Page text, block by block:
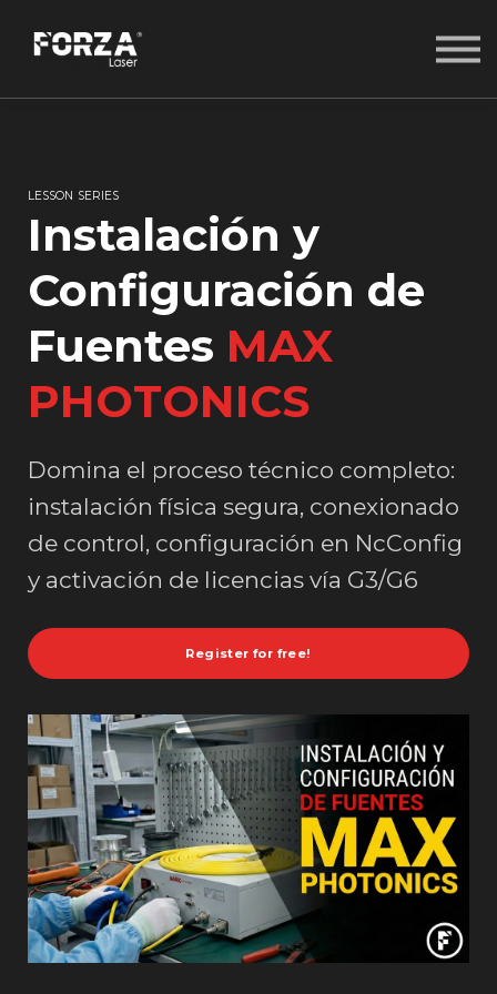
LESSON SERIES
Instalación y
Configuración de
Fuentes MAX
PHOTONICS
Domina el proceso técnico completo:
instalación física segura, conexionado
de control, configuración en NcConfig
y activación de licencias vía G3/G6
Register for free!